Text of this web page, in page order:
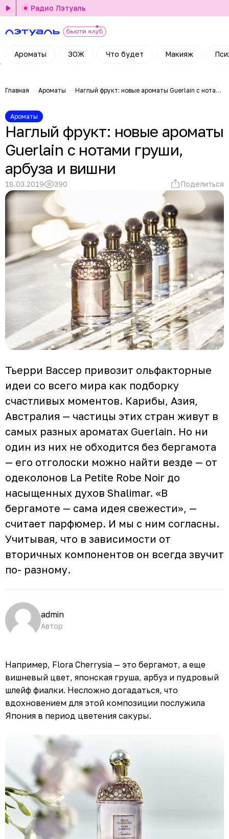
Ароматы ЗОЖ Что будет Макияж
Радио Лэтуаль
Главная Ароматы Наглый фрукт: новые ароматы Guerlain с нотами груши, арбуза и вишни
Ароматы
Наглый фрукт: новые ароматы
Guerlain с нотами груши,
арбуза и вишни
18.03.2019 390 Поделиться
Тьерри Вассер привозит ольфакторные
идеи со всего мира как подборку
счастливых моментов. Карибы, Азия,
Австралия — частицы этих стран живут в
самых разных ароматах Guerlain. Но ни
один из них не обходится без бергамота
— его отголоски можно найти везде — от
одеколонов La Petite Robe Noir до
насыщенных духов Shalimar. «В
бергамоте — сама идея свежести», —
считает парфюмер. И мы с ним согласны.
Учитывая, что в зависимости от
вторичных компонентов он всегда звучит
по- разному.
admin
Автор
Например, Flora Cherrysia — это бергамот, а еще
вишневый цвет, японская груша, арбуз и пудровый
шлейф фиалки. Несложно догадаться, что
вдохновением для этой композиции послужила
Япония в период цветения сакуры.